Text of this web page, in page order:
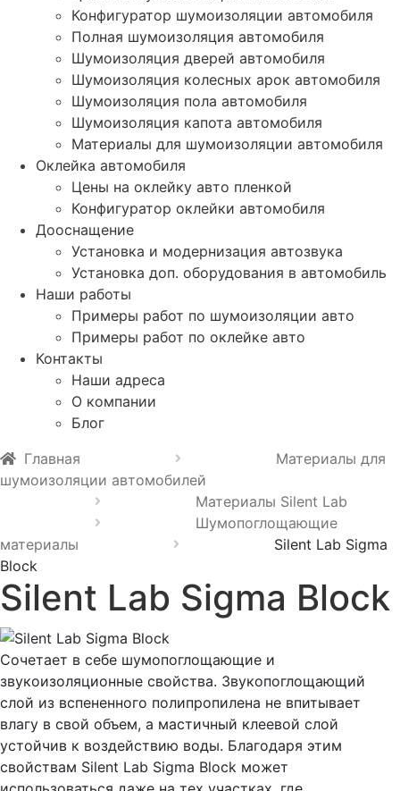
Конфигуратор шумоизоляции автомобиля
Полная шумоизоляция автомобиля
Шумоизоляция дверей автомобиля
Шумоизоляция колесных арок автомобиля
Шумоизоляция пола автомобиля
Шумоизоляция капота автомобиля
Материалы для шумоизоляции автомобиля
Оклейка автомобиля
Цены на оклейку авто пленкой
Конфигуратор оклейки автомобиля
Дооснащение
Установка и модернизация автозвука
Установка доп. оборудования в автомобиль
Наши работы
Примеры работ по шумоизоляции авто
Примеры работ по оклейке авто
Контакты
Наши адреса
О компании
Блог
Главная
Материалы для
шумоизоляции автомобилей
Материалы Silent Lab
Шумопоглощающие
материалы
Silent Lab Sigma
Block
Silent Lab Sigma Block
Сочетает в себе шумопоглощающие и
звукоизоляционные свойства. Звукопоглощающий
слой из вспененного полипропилена не впитывает
влагу в свой объем, а мастичный клеевой слой
устойчив к воздействию воды. Благодаря этим
свойствам Silent Lab Sigma Block может